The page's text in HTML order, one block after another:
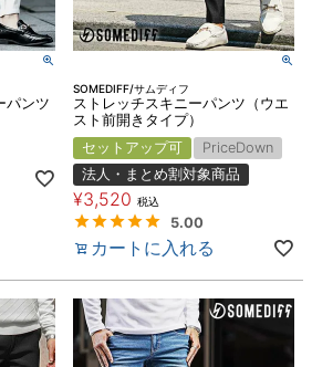
パンツ
SOMEDIFF/サムディフ
ストレッチスキニーパンツ（ウエ
スト前開きタイプ）
セットアップ可
PriceDown
法人・まとめ割対象商品
¥3,520 税込
5.00
カートに入れる